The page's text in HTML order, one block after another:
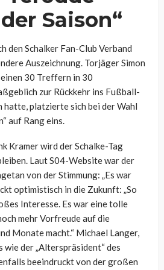
Saison“
den Schalker Fan-Club Verband
Auszeichnung. Torjäger Simon
30 Treffern in 30
zur Rückkehr ins Fußball-
hatte, platzierte sich bei der Wahl
auf Rang eins.
Kramer wird der Schalke-Tag
Laut S04-Website war der
von der Stimmung: „Es war
optimistisch in die Zukunft: „So
Interesse. Es war eine tolle
mehr Vorfreude auf die
Monate macht.“ Michael Langer,
wie der „Alterspräsident“ des
beeindruckt von der großen